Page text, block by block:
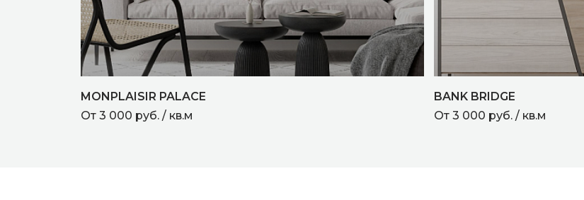
MONPLAISIR PALACE
От 3 000 руб. / кв.м
BANK BRIDGE
От 3 000 руб. / кв.м